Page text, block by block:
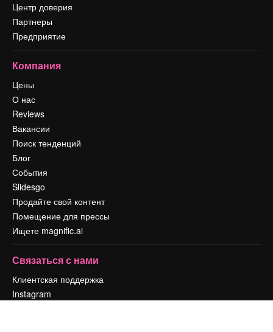
Центр доверия
Партнеры
Предприятие
Компания
Цены
О нас
Reviews
Вакансии
Поиск тенденций
Блог
События
Slidesgo
Продайте свой контент
Помещение для прессы
Ищете magnific.ai
Связаться с нами
Клиентская поддержка
Instagram